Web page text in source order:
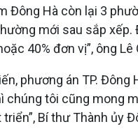
Đông Hà còn lại 3
mới sau sắp
40% đơn vị”, ông Lê
phương án TP.
chúng tôi cũng mong
Bí thư Thành ủy